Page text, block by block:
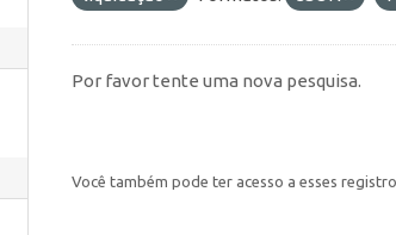
Por favor tente uma nova pesquisa.
Você também pode ter acesso a esses